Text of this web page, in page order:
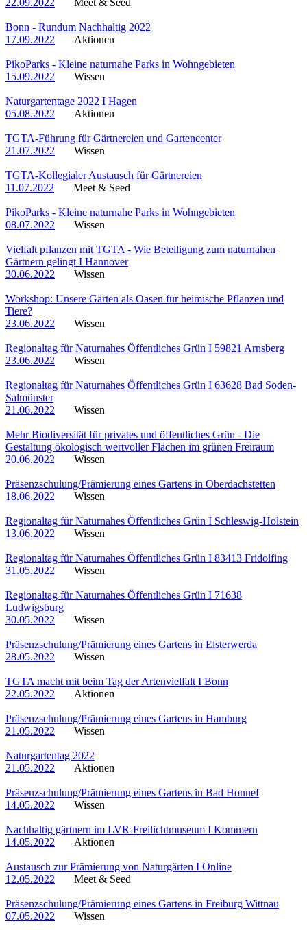
Bonn - Rundum Nachhaltig 2022
17.09.2022
Aktionen
PikoParks - Kleine naturnahe Parks in Wohngebieten
15.09.2022
Wissen
Naturgartentage 2022 I Hagen
05.08.2022
Aktionen
TGTA-Führung für Gärtnereien und Gartencenter
21.07.2022
Wissen
TGTA-Kollegialer Austausch für Gärtnereien
11.07.2022
Meet & Seed
PikoParks - Kleine naturnahe Parks in Wohngebieten
08.07.2022
Wissen
Vielfalt pflanzen mit TGTA - Wie Beteiligung zum naturnahen
Gärtnern gelingt I Hannover
30.06.2022
Wissen
Workshop: Unsere Gärten als Oasen für heimische Pflanzen und
Tiere?
23.06.2022
Wissen
Regionaltag für Naturnahes Öffentliches Grün I 59821 Arnsberg
23.06.2022
Wissen
Regionaltag für Naturnahes Öffentliches Grün I 63628 Bad Soden-
Salmünster
21.06.2022
Wissen
Mehr Biodiversität für privates und öffentliches Grün - Die
Gestaltung ökologisch wertvoller Flächen im grünen Freiraum
20.06.2022
Wissen
Präsenzschulung/Prämierung eines Gartens in Oberdachstetten
18.06.2022
Wissen
Regionaltag für Naturnahes Öffentliches Grün I Schleswig-Holstein
13.06.2022
Wissen
Regionaltag für Naturnahes Öffentliches Grün I 83413 Fridolfing
31.05.2022
Wissen
Regionaltag für Naturnahes Öffentliches Grün I 71638
Ludwigsburg
30.05.2022
Wissen
Präsenzschulung/Prämierung eines Gartens in Elsterwerda
28.05.2022
Wissen
TGTA macht mit beim Tag der Artenvielfalt I Bonn
22.05.2022
Aktionen
Präsenzschulung/Prämierung eines Gartens in Hamburg
21.05.2022
Wissen
Naturgartentag 2022
21.05.2022
Aktionen
Präsenzschulung/Prämierung eines Gartens in Bad Honnef
14.05.2022
Wissen
Nachhaltig gärtnern im LVR-Freilichtmuseum I Kommern
14.05.2022
Aktionen
Austausch zur Prämierung von Naturgärten I Online
12.05.2022
Meet & Seed
Präsenzschulung/Prämierung eines Gartens in Freiburg Wittnau
07.05.2022
Wissen